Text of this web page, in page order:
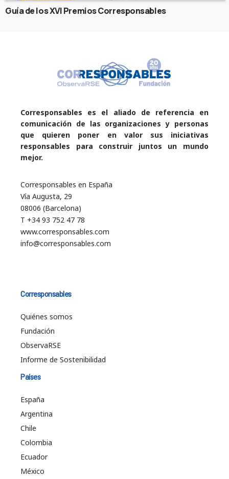
Guía de los XVI Premios Corresponsables
Corresponsables es el aliado de referencia en
comunicación de las organizaciones y personas
que quieren poner en valor sus iniciativas
responsables para construir juntos un mundo
mejor.
Corresponsables en España
Vía Augusta, 29
08006 (Barcelona)
T +34 93 752 47 78
www.corresponsables.com
info@corresponsables.com
Corresponsables
Quiénes somos
Fundación
ObservaRSE
Informe de Sostenibilidad
Países
España
Argentina
Chile
Colombia
Ecuador
México